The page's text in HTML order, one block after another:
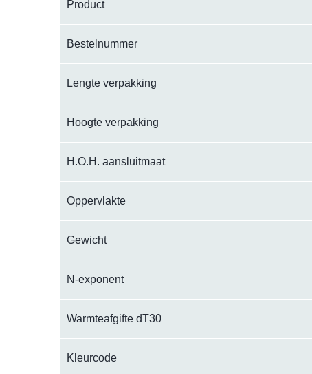
Product
Bestelnummer
Lengte verpakking
Hoogte verpakking
H.O.H. aansluitmaat
Oppervlakte
Gewicht
N-exponent
Warmteafgifte dT30
Kleurcode